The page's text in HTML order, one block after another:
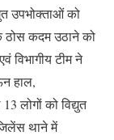
उपभोक्ताओं को
ठोस कदम उठाने को
विभागीय टीम ने
हाल,
लोगों को विद्युत
थाने में